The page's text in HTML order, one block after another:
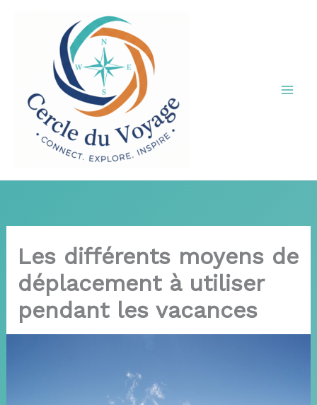
Les différents moyens de
déplacement à utiliser
pendant les vacances